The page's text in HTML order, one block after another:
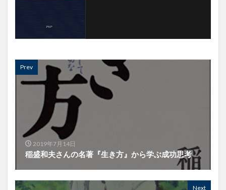
Prev
2019年7月14日
稲盛和夫さんの名著『生き方』から学ぶ成功思考
Next